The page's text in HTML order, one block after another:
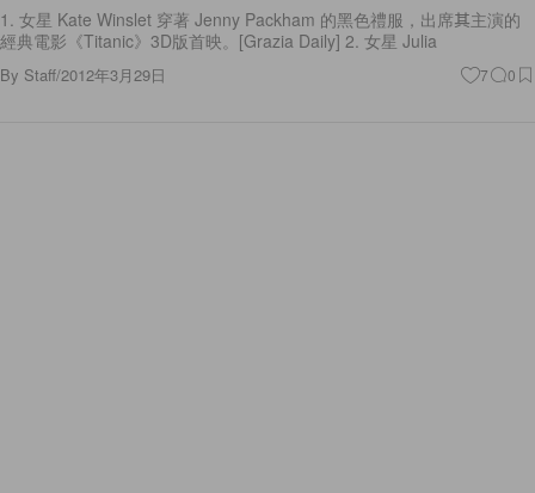
1. 女星 Kate Winslet 穿著 Jenny Packham 的黑色禮服，出席其主演的
經典電影《Titanic》3D版首映。[Grazia Daily] 2. 女星 Julia
By Staff/2012年3月29日 7 0